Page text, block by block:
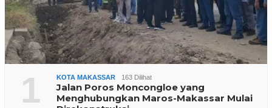
1 KOTA MAKASSAR 163 Dilihat
Jalan Poros Moncongloe yang
Menghubungkan Maros-Makassar Mulai